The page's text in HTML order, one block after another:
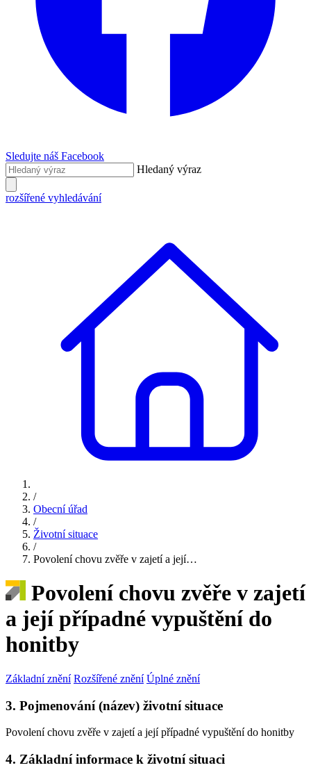
Sledujte náš Facebook
Hledaný výraz
rozšířené vyhledávání
/
Obecní úřad
/
Životní situace
/
Povolení chovu zvěře v zajetí a její…
Povolení chovu zvěře v zajetí
a její případné vypuštění do
honitby
Základní znění Rozšířené znění Úplné znění
3. Pojmenování (název) životní situace
Povolení chovu zvěře v zajetí a její případné vypuštění do honitby
4. Základní informace k životní situaci